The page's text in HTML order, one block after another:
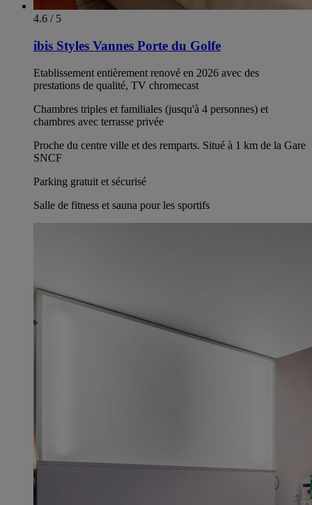
4.6 / 5
ibis Styles Vannes Porte du Golfe
Etablissement entièrement renové en 2026 avec des
prestations de qualité, TV chromecast
Chambres triples et familiales (jusqu'à 4 personnes) et
chambres avec terrasse privée
Proche du centre ville et des remparts. Situé à 1 km de la Gare
SNCF
Parking gratuit et sécurisé
Salle de fitness et sauna pour les sportifs